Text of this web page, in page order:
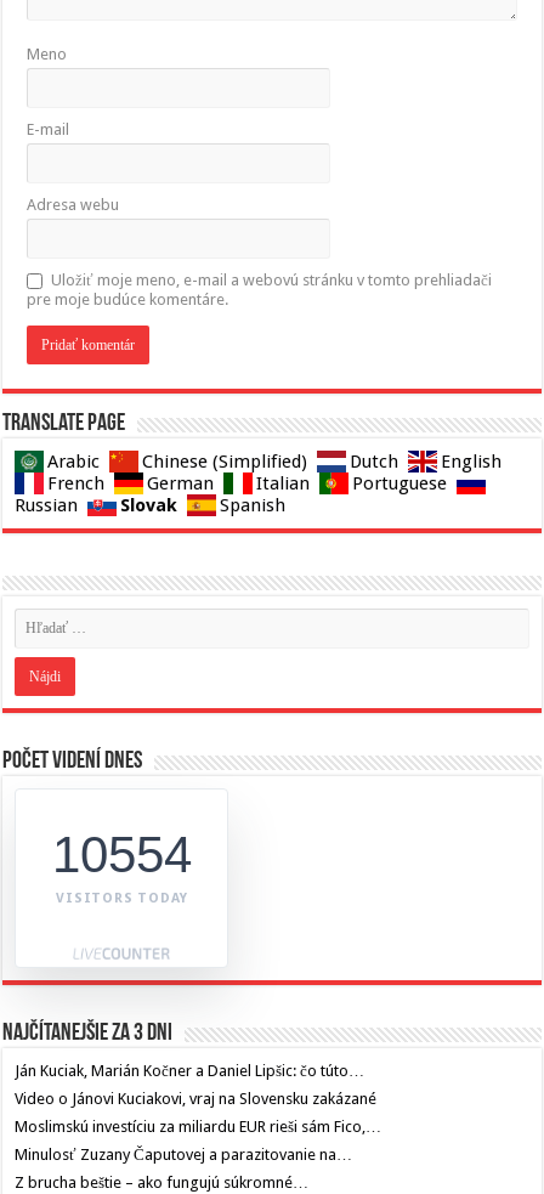
Meno
E-mail
Adresa webu
Uložiť moje meno, e-mail a webovú stránku v tomto prehliadači
pre moje budúce komentáre.
Translate page
Arabic Chinese (Simplified) Dutch
English
French
German Italian
Portuguese
Russian
Slovak Spanish
Počet videní dnes
10554
VISITORS TODAY
Najčítanejšie za 3 dni
Ján Kuciak, Marián Kočner a Daniel Lipšic: čo túto…
Video o Jánovi Kuciakovi, vraj na Slovensku zakázané
Moslimskú investíciu za miliardu EUR rieši sám Fico,…
Minulosť Zuzany Čaputovej a parazitovanie na…
Z brucha beštie – ako fungujú súkromné…